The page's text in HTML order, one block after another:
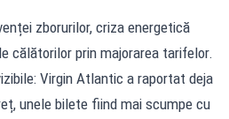
zborurilor, criza energetică
călătorilor prin majorarea tarifelor.
Virgin Atlantic a raportat deja
unele bilete fiind mai scumpe cu